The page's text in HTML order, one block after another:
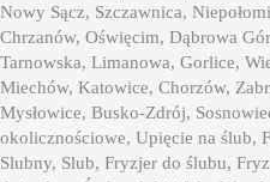
Nowy Sącz, Szczawnica,
Chrzanów, Oświęcim, Dąbrowa
Tarnowska, Limanowa, Gorlice,
Miechów, Katowice, Chorzów,
Mysłowice, Busko-Zdrój,
okolicznościowe, Upięcie na ślub,
Slubny, Slub, Fryzjer do ślubu,